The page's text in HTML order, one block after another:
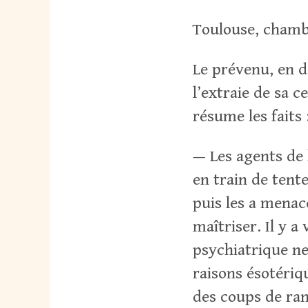
Toulouse,
Le prévenu, en
l’extraie de sa
résume les faits
— Les agents
en train de
puis les a
maîtriser. Il y a
psychiatrique
raisons
des coups de